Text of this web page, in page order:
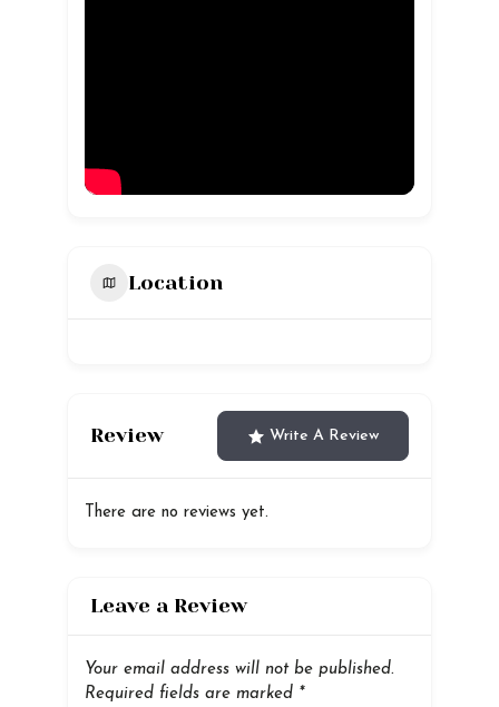
Location
Review Write A Review
There are no reviews yet.
Leave a Review
Your email address will not be published.
Required fields are marked *